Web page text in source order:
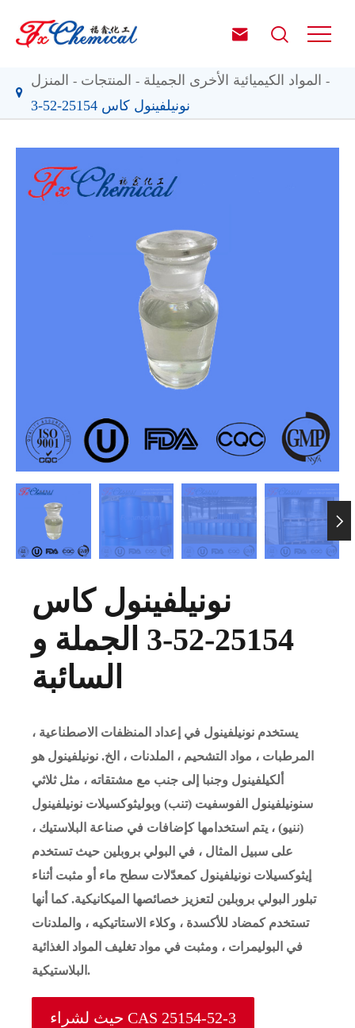
 
المنزل المنتجات
المواد الكيميائية الأخرى الجميلة
نونيلفينول كاس 25154-52-3

نونيلفينول كاس
25154-52-3 الجملة و
السائبة
يستخدم نونيلفينول في إعداد المنظفات الاصطناعية ،
المرطبات ، مواد التشحيم ، الملدنات ، الخ. نونيلفينول هو
ألكيلفينول وجنبا إلى جنب مع مشتقاته ، مثل ثلاثي
سنونيلفينول الفوسفيت (تنب) وبوليثوكسيلات نونيلفينول
(ننيو) ، يتم استخدامها كإضافات في صناعة البلاستيك ،
على سبيل المثال ، في البولي بروبلين حيث تستخدم
إيثوكسيلات نونيلفينول كمعدّلات سطح ماء أو مثبت أثناء
تبلور البولي بروبلين لتعزيز خصائصها الميكانيكية. كما أنها
تستخدم كمضاد للأكسدة ، وكلاء الاستاتيكيه ، والملدنات
في البوليمرات ، ومثبت في مواد تغليف المواد الغذائية
البلاستيكية.
حيث لشراء CAS 25154-52-3